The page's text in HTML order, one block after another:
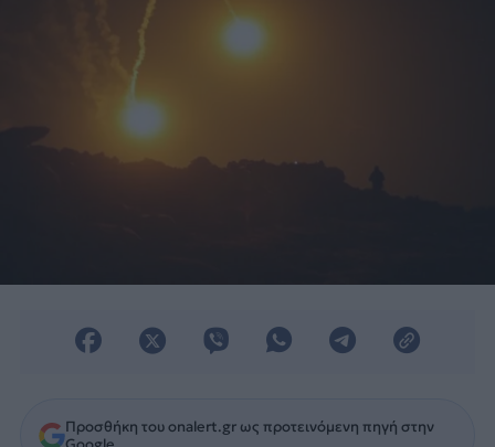
Προσθήκη του onalert.gr ως προτεινόμενη πηγή στην